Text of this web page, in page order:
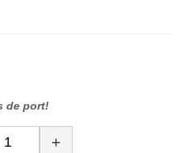
de port!
Quantité
+